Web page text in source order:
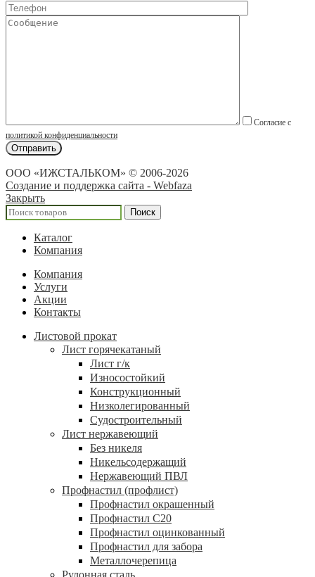
Согласие с
политикой конфиденциальности
ООО «ИЖСТАЛЬКОМ» © 2006-2026
Создание и поддержка сайта - Webfaza
Закрыть
Поиск
Каталог
Компания
Компания
Услуги
Акции
Контакты
Листовой прокат
Лист горячекатаный
Лист г/к
Износостойкий
Конструкционный
Низколегированный
Судостроительный
Лист нержавеющий
Без никеля
Никельсодержащий
Нержавеющий ПВЛ
Профнастил (профлист)
Профнастил окрашенный
Профнастил С20
Профнастил оцинкованный
Профнастил для забора
Металлочерепица
Рулонная сталь